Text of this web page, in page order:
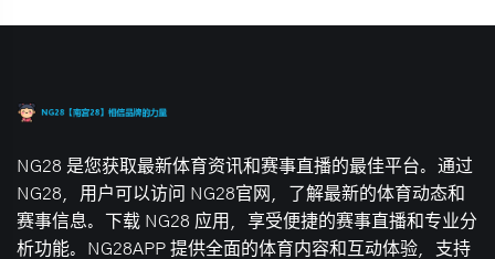
NG28 是您获取最新体育资讯和赛事直播的最佳平台。通过
NG28，用户可以访问 NG28官网，了解最新的体育动态和
赛事信息。下载 NG28 应用，享受便捷的赛事直播和专业分
析功能。NG28APP 提供全面的体育内容和互动体验，支持